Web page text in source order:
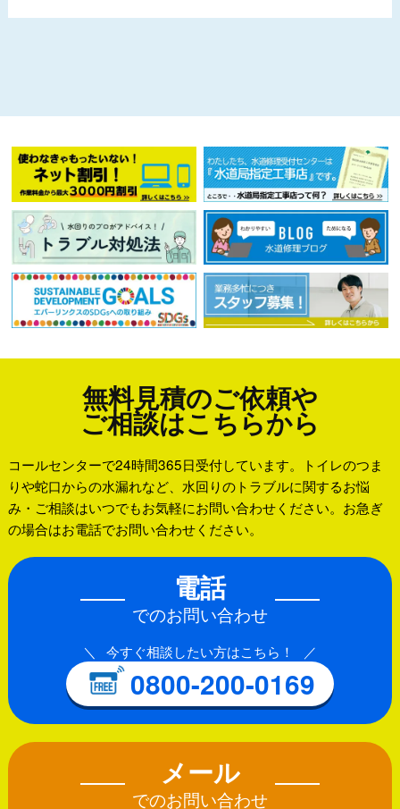
無料見積のご依頼や
ご相談はこちらから
コールセンターで24時間365日受付しています。トイレのつま
りや蛇口からの水漏れなど、水回りのトラブルに関するお悩
み・ご相談はいつでもお気軽にお問い合わせください。お急ぎ
の場合はお電話でお問い合わせください。
電話
でのお問い合わせ
今すぐ相談したい方はこちら！
0800-200-0169
メール
でのお問い合わせ